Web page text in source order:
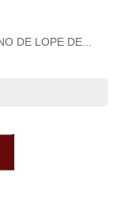
DE LOPE DE...